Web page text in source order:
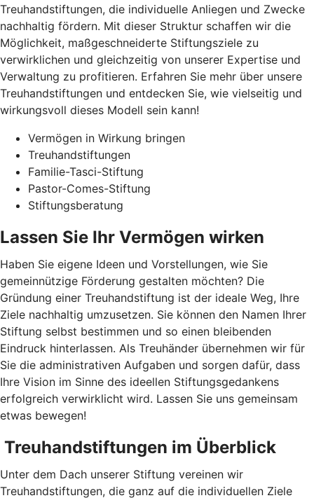
Treuhandstiftungen, die individuelle Anliegen und Zwecke
nachhaltig fördern. Mit dieser Struktur schaffen wir die
Möglichkeit, maßgeschneiderte Stiftungsziele zu
verwirklichen und gleichzeitig von unserer Expertise und
Verwaltung zu profitieren. Erfahren Sie mehr über unsere
Treuhandstiftungen und entdecken Sie, wie vielseitig und
wirkungsvoll dieses Modell sein kann!
Vermögen in Wirkung bringen
Treuhandstiftungen
Familie-Tasci-Stiftung
Pastor-Comes-Stiftung
Stiftungsberatung
Lassen Sie Ihr Vermögen wirken
Haben Sie eigene Ideen und Vorstellungen, wie Sie
gemeinnützige Förderung gestalten möchten? Die
Gründung einer Treuhandstiftung ist der ideale Weg, Ihre
Ziele nachhaltig umzusetzen. Sie können den Namen Ihrer
Stiftung selbst bestimmen und so einen bleibenden
Eindruck hinterlassen. Als Treuhänder übernehmen wir für
Sie die administrativen Aufgaben und sorgen dafür, dass
Ihre Vision im Sinne des ideellen Stiftungsgedankens
erfolgreich verwirklicht wird. Lassen Sie uns gemeinsam
etwas bewegen!
Treuhandstiftungen im Überblick
Unter dem Dach unserer Stiftung vereinen wir
Treuhandstiftungen, die ganz auf die individuellen Ziele